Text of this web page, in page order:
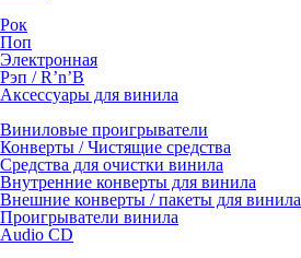
Рок
Поп
Электронная
Рэп / R’n’B
Аксессуары для винила
Виниловые проигрыватели
Конверты / Чистящие средства
Средства для очистки винила
Внутренние конверты для винила
Внешние конверты / пакеты для винила
Проигрыватели винила
Audio CD